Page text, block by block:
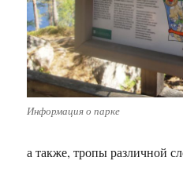
Информация о парке
а также, тропы различной